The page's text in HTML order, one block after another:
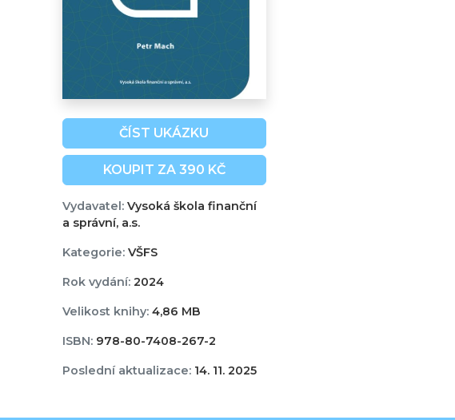
ČÍST UKÁZKU
KOUPIT ZA 390 KČ
Vydavatel:Vysoká škola finanční
a správní, a.s.
Kategorie:VŠFS
Rok vydání:2024
Velikost knihy:4,86 MB
ISBN:978-80-7408-267-2
Poslední aktualizace:14. 11. 2025